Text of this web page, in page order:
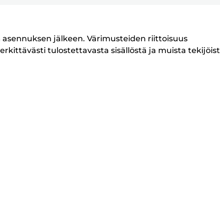
jälkeen. Värimusteiden riittoisuus
tulostettavasta sisällöstä ja muista